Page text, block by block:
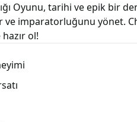
Oyunu, tarihi ve epik bir
imparatorluğunu yönet.
ol!